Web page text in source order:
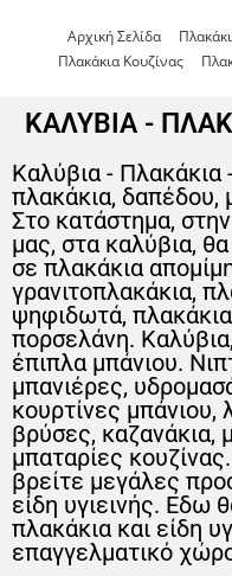
Αρχική Σελίδα
Πλακάκια Κουζίνας
ΚΑΛΥΒΙΑ -
Καλύβια - Πλακάκια
πλακάκια, δαπέδου,
Στο κατάστημα,
μας, στα καλύβια,
σε πλακάκια
γρανιτοπλακάκια,
ψηφιδωτά,
πορσελάνη.
έπιπλα μπάνιου.
μπανιέρες,
κουρτίνες μπάνιου,
βρύσες, καζανάκια,
μπαταρίες
βρείτε μεγάλες
είδη υγιεινής. Εδω
πλακάκια και είδη
επαγγελματικό